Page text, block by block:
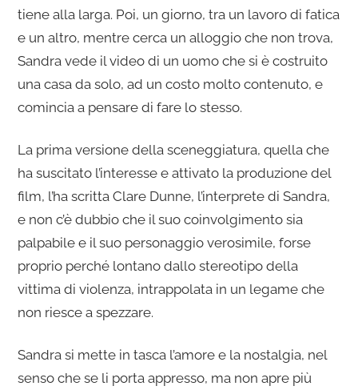
tiene alla larga. Poi, un giorno, tra un lavoro di fatica
e un altro, mentre cerca un alloggio che non trova,
Sandra vede il video di un uomo che si è costruito
una casa da solo, ad un costo molto contenuto, e
comincia a pensare di fare lo stesso.
La prima versione della sceneggiatura, quella che
ha suscitato l’interesse e attivato la produzione del
film, l’ha scritta Clare Dunne, l’interprete di Sandra,
e non c’è dubbio che il suo coinvolgimento sia
palpabile e il suo personaggio verosimile, forse
proprio perché lontano dallo stereotipo della
vittima di violenza, intrappolata in un legame che
non riesce a spezzare.
Sandra si mette in tasca l’amore e la nostalgia, nel
senso che se li porta appresso, ma non apre più